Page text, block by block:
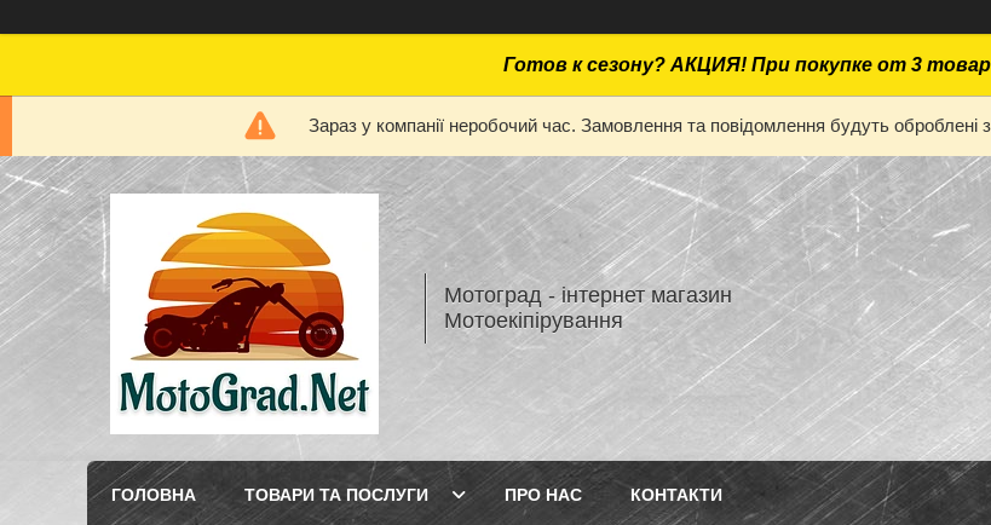
Готов к сезону? АКЦИЯ! При покупке от 3
Зараз у компанії неробочий час. Замовлення та повідомлення будуть оброблені
Мотоград - інтернет магазин
Мотоекіпірування
ГОЛОВНА ТОВАРИ ТА ПОСЛУГИ ПРО НАС КОНТАКТИ